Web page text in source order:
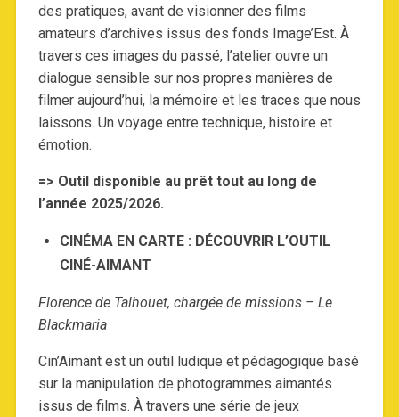
des pratiques, avant de visionner des films
amateurs d’archives issus des fonds Image’Est. À
travers ces images du passé, l’atelier ouvre un
dialogue sensible sur nos propres manières de
filmer aujourd’hui, la mémoire et les traces que nous
laissons. Un voyage entre technique, histoire et
émotion.
=> Outil disponible au prêt tout au long de
l’année 2025/2026.
CINÉMA EN CARTE : DÉCOUVRIR L’OUTIL
CINÉ-AIMANT
Florence de Talhouet, chargée de missions – Le
Blackmaria
Cin’Aimant est un outil ludique et pédagogique basé
sur la manipulation de photogrammes aimantés
issus de films. À travers une série de jeux